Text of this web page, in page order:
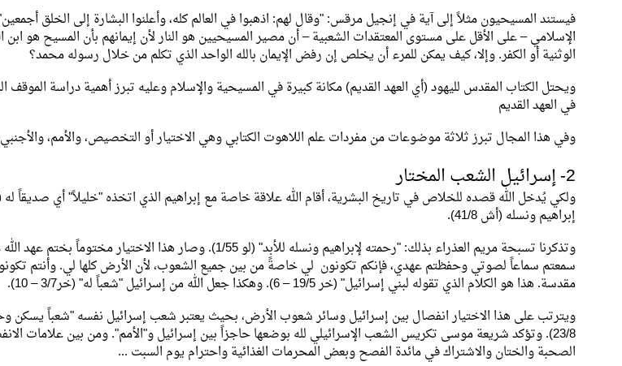
الإسلامي – على الأقل على مستوى المعتقدات الشعبية – أن مصير المسيحيين هو النار لأن إيمانهم بأن المسيح هو ابن
الوثنية أو الكفر. وإلا، كيف يمكن للمرء أن يخلص إن رفض الإيمان بالله الواحد الذي تكلم من خلال رسوله محمد؟
ويحتل الكتاب المقدس لليهود (أي العهد القديم) مكانة كبيرة في المسيحية والإسلام وعليه تبرز أهمية دراسة الموقف
في العهد القديم
وفي هذا المجال تبرز ثلاثة موضوعات من مفردات علم اللاهوت الكتابي وهي الاختيار أو التخصيص، والأمم،
2- إسرائيل الشعب المختار
إبراهيم ونسله (أش 41/8).
وتذكرنا تسبحة مريم العذراء بذلك: "رحمته لإبراهيم ونسله للأبد" (لو 1/55). وصار
سمعتم سماعاً لصوتي وحفظتم عهدي، فإنكم تكونون لي خاصةً من بين جميع الشعوب، لأن الأرض كلها لي. وأنتم
مقدسة. هذا هو الكلام الذي تقوله لبني إسرائيل" (خر 19/5 – 6). وهكذا جعل الله من إسرائيل "شعباً له" (خر3/7 – 10).
ويترتب على هذا الاختيار انفصال بين إسرائيل وسائر شعوب الأرض، بحيث يعتبر شعب إسرائيل نفسه "شعباً
23/8). وتؤكد شريعة موسى تكريس الشعب الإسرائيلي لله بوضعها حاجزاً بين إسرائيل و"الأمم". ومن بين علامات
الصحبة والختان والاشتراك في مائدة الفصح وبعض المحرمات الغذائية واحترام يوم السبت ...